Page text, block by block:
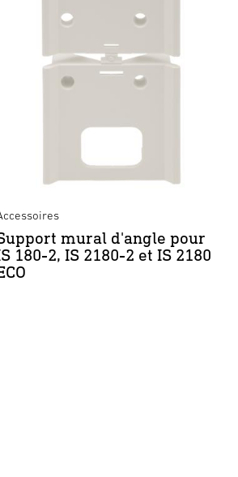
mural d'angle pour
180-2, IS 2180-2 et IS 2180